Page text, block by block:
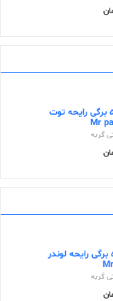
دستمال مرطوب پاکتی 50 برگی رایحه توت
گربه
دستمال مرطوب پاکتی 50 برگی رایحه لوندر
گربه